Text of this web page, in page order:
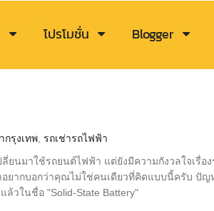
โปรโมชั่น Blogger
กรุงเทพ รถเช่ารถไฟฟ้า
นมาใช้รถยนต์ไฟฟ้า แต่ยังมีความกังวลใจเรื่อ
อยากบอกว่าคุณไม่ใช่คนเดียวที่คิดแบบนี้ครับ ปั
วในชื่อ "Solid-State Battery"